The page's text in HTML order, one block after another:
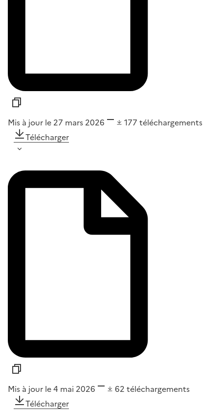
Mis à jour le 27 mars 2026 177 téléchargements
Télécharger
Mis à jour le 4 mai 2026 62 téléchargements
Télécharger